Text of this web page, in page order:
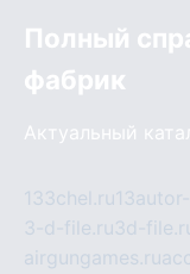
Полный
фабрик
Актуальный
133chel.ru
3-d-file.ru3d-
airgungames.ru